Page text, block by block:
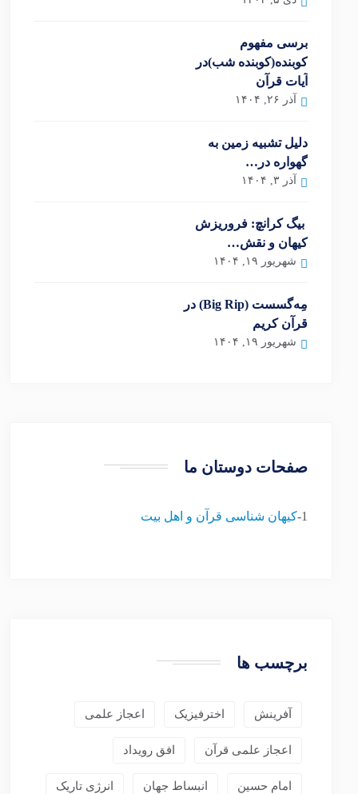
برسی مفهوم
کوبنده(کوبنده شب)در
آیات قرآن
آذر ۲۶, ۱۴۰۴
دلیل تشبیه زمین به
گهواره در…
آذر ۳, ۱۴۰۴
بیگ کرانچ: فروریزش
کیهان و نقش…
شهریور ۱۹, ۱۴۰۴
مِه‌گسست (Big Rip) در
قرآن کریم
شهریور ۱۹, ۱۴۰۴
صفحات دوستان ما
1- کیهان شناسی قرآن و اهل بیت
برچسب ها
آفرینش اخترفیزیک اعجاز علمی
اعجاز علمی قرآن افق رویداد
امام حسین انبساط جهان انرژی تاریک